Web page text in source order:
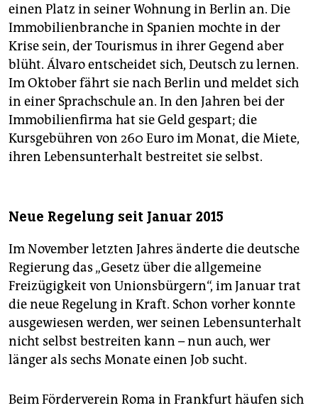
einen Platz in seiner Wohnung in Berlin an. Die
Immobilienbranche in Spanien mochte in der
Krise sein, der Tourismus in ihrer Gegend aber
blüht. Álvaro entscheidet sich, Deutsch zu lernen.
Im Oktober fährt sie nach Berlin und meldet sich
in einer Sprachschule an. In den Jahren bei der
Immobilienfirma hat sie Geld gespart; die
Kursgebühren von 260 Euro im Monat, die Miete,
ihren Lebensunterhalt bestreitet sie selbst.
Neue Regelung seit Januar 2015
Im November letzten Jahres änderte die deutsche
Regierung das „Gesetz über die allgemeine
Freizügigkeit von Unionsbürgern“, im Januar trat
die neue Regelung in Kraft. Schon vorher konnte
ausgewiesen werden, wer seinen Lebensunterhalt
nicht selbst bestreiten kann – nun auch, wer
länger als sechs Monate einen Job sucht.
Beim Förderverein Roma in Frankfurt häufen sich